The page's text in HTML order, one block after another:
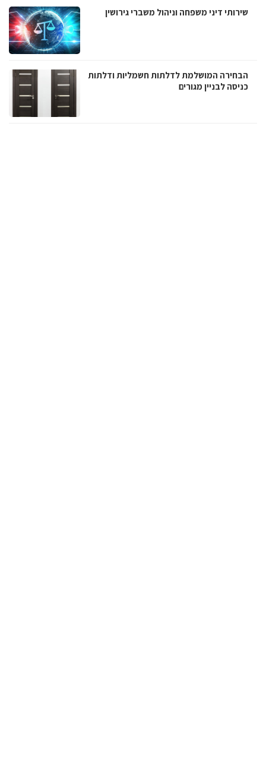
שירותי דיני משפחה וניהול משברי גירושין
הבחירה המושלמת לדלתות חשמליות ודלתות
כניסה לבניין מגורים